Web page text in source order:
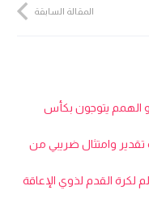
المقالة السابقة
الهمم يتوجون بكأس
وامتثال ضريبي من
لكرة القدم لذوي الإعاقة